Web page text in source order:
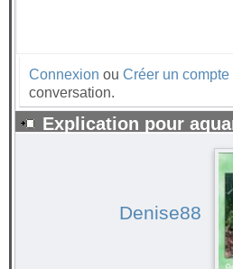
Connexion ou Créer un compte
conversation.
Explication pour
Denise88